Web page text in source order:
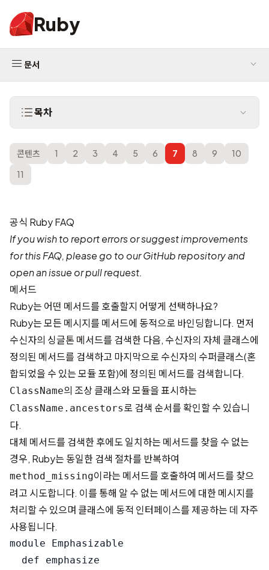
Ruby
문서
목차
콘텐츠 1 2 3 4 5 6 7 8 9
10
11
공식 Ruby FAQ
If you wish to report errors or suggest improvements
for this FAQ, please go to ourGitHub repositoryand
open an issue or pull request.
메서드
Ruby는 어떤 메서드를 호출할지 어떻게 선택하나요?
Ruby는 모든 메시지를 메서드에 동적으로 바인딩합니다. 먼저
수신자의 싱글톤 메서드를 검색한 다음, 수신자의 자체 클래스에
정의된 메서드를 검색하고 마지막으로 수신자의 수퍼클래스(혼
합되었을 수 있는 모듈 포함)에 정의된 메서드를 검색합니다.
ClassName의 조상 클래스와 모듈을 표시하는
ClassName.ancestors로 검색 순서를 확인할 수 있습니
다.
대체 메서드를 검색한 후에도 일치하는 메서드를 찾을 수 없는
경우, Ruby는 동일한 검색 절차를 반복하여
method_missing이라는 메서드를 호출하여 메서드를 찾으
려고 시도합니다. 이를 통해 알 수 없는 메서드에 대한 메시지를
처리할 수 있으며 클래스에 동적 인터페이스를 제공하는 데 자주
사용됩니다.
module Emphasizable
  def emphasize